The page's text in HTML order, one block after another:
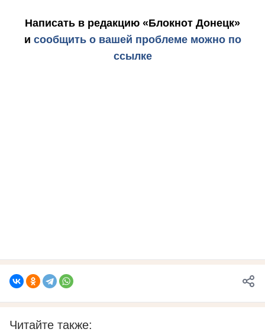
Написать в редакцию «Блокнот Донецк»
и сообщить о вашей проблеме можно по
ссылке
Читайте также: